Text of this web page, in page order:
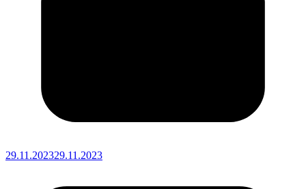
29.11.202329.11.2023